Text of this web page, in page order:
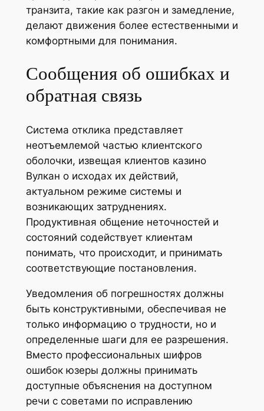
транзита, такие как разгон и замедление,
делают движения более естественными и
комфортными для понимания.
Сообщения об ошибках и
обратная связь
Система отклика представляет
неотъемлемой частью клиентского
оболочки, извещая клиентов казино
Вулкан о исходах их действий,
актуальном режиме системы и
возникающих затруднениях.
Продуктивная общение неточностей и
состояний содействует клиентам
понимать, что происходит, и принимать
соответствующие постановления.
Уведомления об погрешностях должны
быть конструктивными, обеспечивая не
только информацию о трудности, но и
определенные шаги для ее разрешения.
Вместо профессиональных шифров
ошибок юзеры должны принимать
доступные объяснения на доступном
речи с советами по исправлению